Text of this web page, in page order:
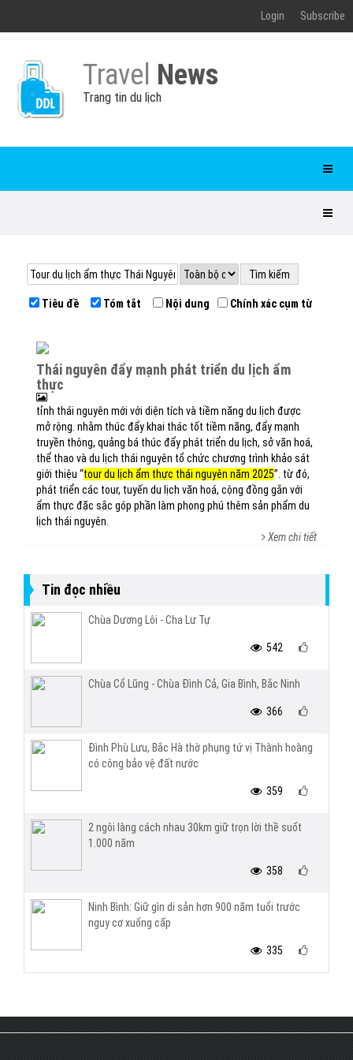
Login Subscribe
Travel News
Trang tin du lịch
Tiêu đề Tóm tắt Nội dung Chính xác cụm từ
thái nguyên đẩy mạnh phát triển du lịch ẩm
thực
tỉnh thái nguyên mới với diện tích và tiềm năng du lịch được
mở rộng. nhằm thúc đẩy khai thác tốt tiềm năng, đẩy mạnh
truyền thông, quảng bá thúc đẩy phát triển du lịch, sở văn hoá,
thể thao và du lịch thái nguyên tổ chức chương trình khảo sát
giới thiệu “tour du lịch ẩm thực thái nguyên năm 2025”. từ đó,
phát triển các tour, tuyến du lịch văn hoá, cộng đồng gắn với
ẩm thực đặc sắc góp phần làm phong phú thêm sản phẩm du
lịch thái nguyên.
Xem chi tiết
Tin đọc nhiều
Chùa Dương Lôi - Cha Lư Tự
542
Chùa Cổ Lũng - Chùa Đình Cả, Gia Bình, Bắc Ninh
366
Đình Phù Lưu, Bắc Hà thờ phụng tứ vị Thành hoàng
có công bảo vệ đất nước
359
2 ngôi làng cách nhau 30km giữ trọn lời thề suốt
1.000 năm
358
Ninh Bình: Giữ gìn di sản hơn 900 năm tuổi trước
nguy cơ xuống cấp
335